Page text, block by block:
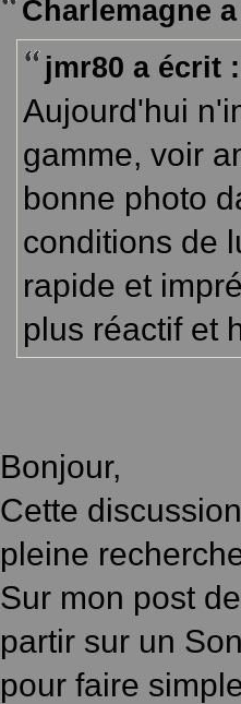
g
Charlemagne
jmr80 a écrit :
Aujourd'hui
gamme, voir
bonne photo
conditions de
rapide et
plus réactif et
Bonjour,
Cette
pleine
Sur mon post
partir sur un
pour faire